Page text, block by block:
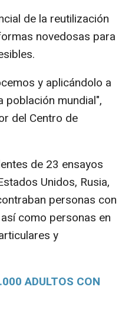
de la reutilización
novedosas para
y aplicándolo a
población mundial",
del Centro de
de 23 ensayos
Unidos, Rusia,
personas con
como personas en
y
ADULTOS CON